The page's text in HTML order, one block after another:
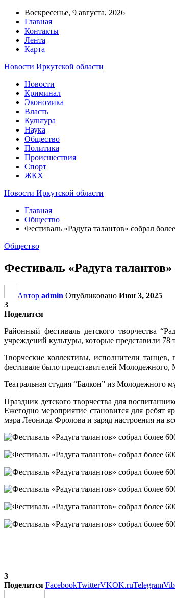
Воскресенье, 9 августа, 2026
Главная
Контакты
Лента
Карта
Новости Иркутской области
Новости
Криминал
Экономика
Власть
Культура
Наука
Общество
Политика
Происшествия
Спорт
ЖКХ
Новости Иркутской области
Главная
Общество
Фестиваль «Радуга талантов» собрал
Общество
Фестиваль «Радуга
Автор admin Опубликовано Июн 3, 2025
3
Поделится
Районный фестиваль детского творчества
учреждений культуры, которые представили 78
Творческие коллективы, исполнители
фестивале было представителей Молодежного,
Театральная студия “Балкон” из Молодежного
Праздник детского творчества для
Ежегодно мероприятие становится для
мэра Леонида Фролова и заряд настроения на
3
Поделится FacebookTwitterVKOK.ruTelegram